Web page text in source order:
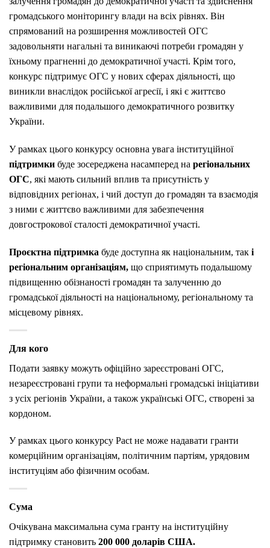
громадського моніторингу влади на всіх рівнях. Він
спрямований на розширення можливостей ОГС
задовольняти нагальні та виникаючі потреби громадян у
їхньому прагненні до демократичної участі. Крім того,
конкурс підтримує ОГС у нових сферах діяльності, що
виникли внаслідок російської агресії, і які є життєво
важливими для подальшого демократичного розвитку
України.
У рамках цього конкурсу основна увага інституційної
підтримки буде зосереджена насамперед на регіональних
ОГС, які мають сильний вплив та присутність у
відповідних регіонах, і чий доступ до громадян та взаємодія
з ними є життєво важливими для забезпечення
довгострокової сталості демократичної участі.
Проєктна підтримка буде доступна як національним, так і
регіональним організаціям, що сприятимуть подальшому
підвищенню обізнаності громадян та залученню до
громадської діяльності на національному, регіональному та
місцевому рівнях.
Для кого
Подати заявку можуть офіційно зареєстровані ОГС,
незареєстровані групи та неформальні громадські ініціативи
з усіх регіонів України, а також українські ОГС, створені за
кордоном.
У рамках цього конкурсу Pact не може надавати гранти
комерційним організаціям, політичним партіям, урядовим
інституціям або фізичним особам.
Сума
Очікувана максимальна сума гранту на інституційну
підтримку становить 200 000 доларів США.